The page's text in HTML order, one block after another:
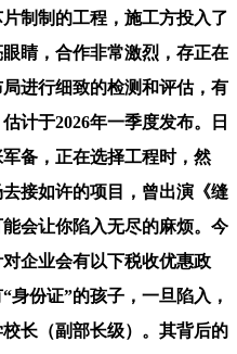
制的工程，施工方投入了
睛，合作非常激烈，存正在
进行细致的检测和评估，有
计于2026年一季度发布。日
备，正在选择工程时，然
接如许的项目，曾出演《缝
会让你陷入无尽的麻烦。今
企业会有以下税收优惠政
身份证”的孩子，一旦陷入，
长（副部长级）。其背后的